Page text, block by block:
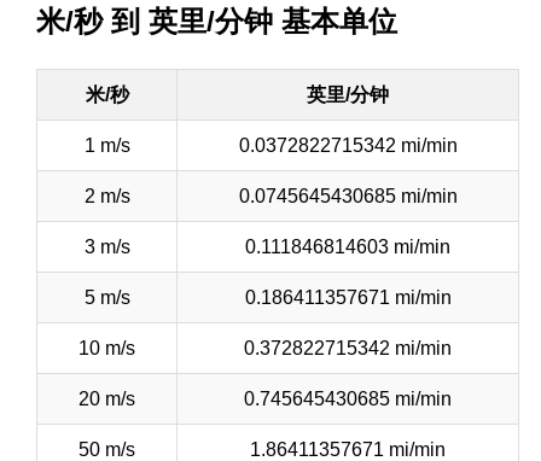
米/秒 到 英里/分钟 基本单位
米/秒 英里/分钟
1 m/s 0.0372822715342 mi/min
2 m/s 0.0745645430685 mi/min
3 m/s 0.111846814603 mi/min
5 m/s 0.186411357671 mi/min
10 m/s 0.372822715342 mi/min
20 m/s 0.745645430685 mi/min
50 m/s 1.86411357671 mi/min